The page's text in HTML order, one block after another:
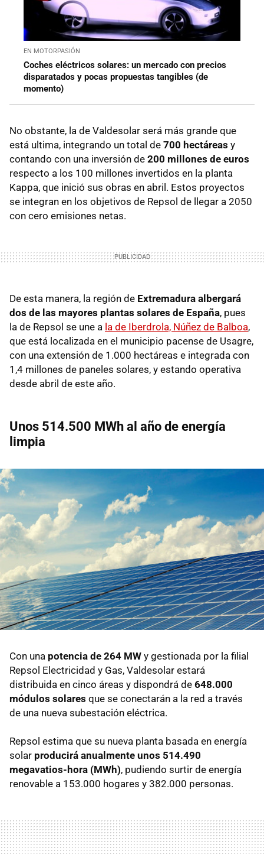
EN MOTORPASIÓN
Coches eléctricos solares: un mercado con precios
disparatados y pocas propuestas tangibles (de
momento)
No obstante, la de Valdesolar será más grande que
está ultima, integrando un total de 700 hectáreas y
contando con una inversión de 200 millones de euros
respecto a los 100 millones invertidos en la planta
Kappa, que inició sus obras en abril. Estos proyectos
se integran en los objetivos de Repsol de llegar a 2050
con cero emisiones netas.
De esta manera, la región de Extremadura albergará
dos de las mayores plantas solares de España, pues
la de Repsol se une a la de Iberdrola, Núñez de Balboa,
que está localizada en el municipio pacense de Usagre,
con una extensión de 1.000 hectáreas e integrada con
1,4 millones de paneles solares, y estando operativa
desde abril de este año.
Unos 514.500 MWh al año de energía
limpia
Con una potencia de 264 MW y gestionada por la filial
Repsol Electricidad y Gas, Valdesolar estará
distribuida en cinco áreas y dispondrá de 648.000
módulos solares que se conectarán a la red a través
de una nueva subestación eléctrica.
Repsol estima que su nueva planta basada en energía
solar producirá anualmente unos 514.490
megavatios-hora (MWh), pudiendo surtir de energía
renovable a 153.000 hogares y 382.000 personas.